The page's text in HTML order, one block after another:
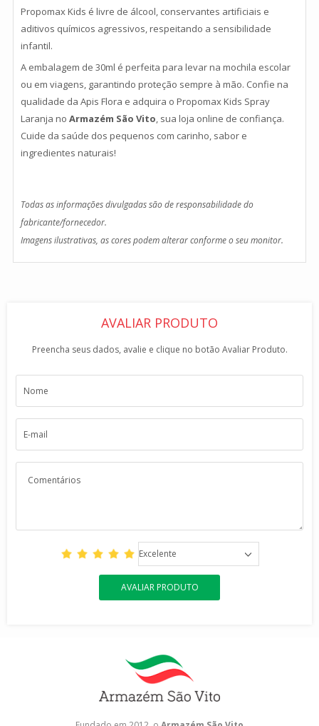
Propomax Kids é livre de álcool, conservantes artificiais e
aditivos químicos agressivos, respeitando a sensibilidade
infantil.
A embalagem de 30ml é perfeita para levar na mochila escolar
ou em viagens, garantindo proteção sempre à mão. Confie na
qualidade da Apis Flora e adquira o Propomax Kids Spray
Laranja no Armazém São Vito , sua loja online de confiança.
Cuide da saúde dos pequenos com carinho, sabor e
ingredientes naturais!
Todas as informações divulgadas são de responsabilidade do
fabricante/fornecedor.
Imagens ilustrativas, as cores podem alterar conforme o seu monitor.
AVALIAR PRODUTO
Preencha seus dados, avalie e clique no botão Avaliar Produto.
Excelente
AVALIAR PRODUTO